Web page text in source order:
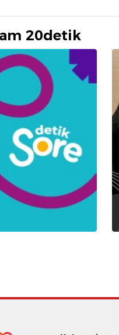
20detik